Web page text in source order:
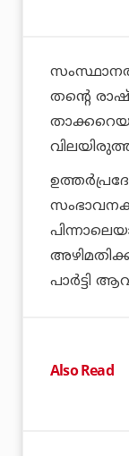
തന്റെ
പാര്‍ട്ടി
Also Read